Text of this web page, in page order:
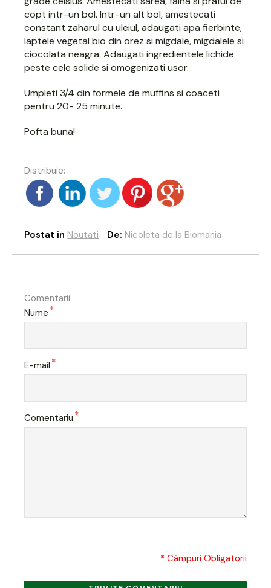
copt intr-un bol. Intr-un alt bol, amestecati
constant zaharul cu uleiul, adaugati apa fierbinte,
laptele vegetal bio din orez si migdale, migdalele si
ciocolata neagra. Adaugati ingredientele lichide
peste cele solide si omogenizati usor.
Umpleti 3/4 din formele de muffins si coaceti
pentru 20- 25 minute.
Pofta buna!
Distribuie:
Postat in Noutati De: Nicoleta de la Biomania
Comentarii
Nume *
E-mail *
Comentariu *
* Câmpuri Obligatorii